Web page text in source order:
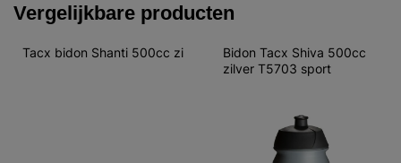
Vergelijkbare producten
Tacx bidon Shanti 500cc zi
Bidon Tacx Shiva 500cc
zilver T5703 sport